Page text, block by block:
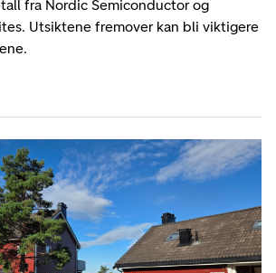
fra Nordic Semiconductor og
Utsiktene fremover kan bli viktigere